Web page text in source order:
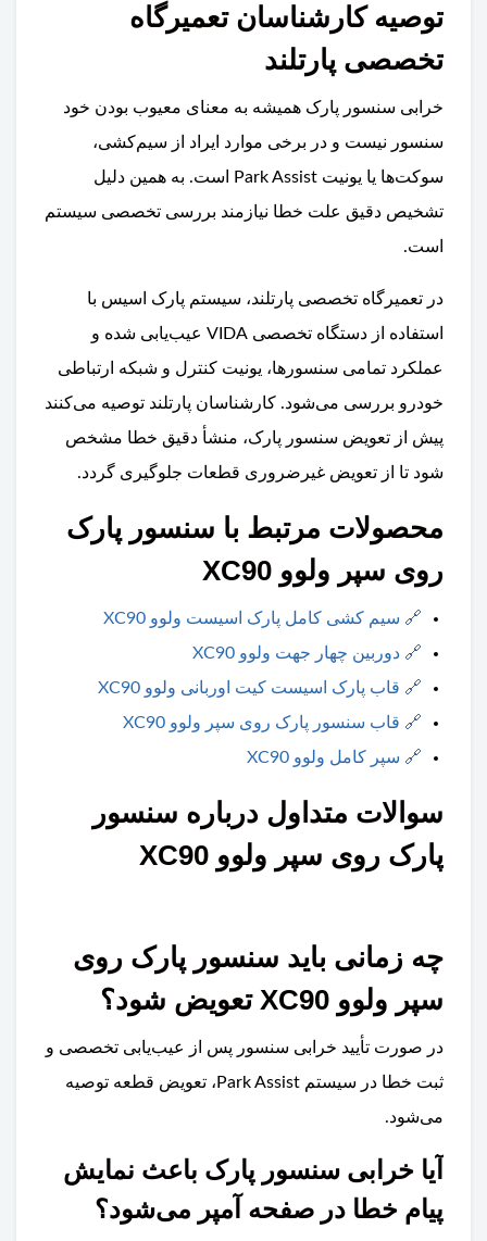
توصیه کارشناسان تعمیرگاه
تخصصی پارتلند
خرابی سنسور پارک همیشه به معنای معیوب بودن خود
سنسور نیست و در برخی موارد ایراد از سیم‌کشی،
سوکت‌ها یا یونیت Park Assist است. به همین دلیل
تشخیص دقیق علت خطا نیازمند بررسی تخصصی سیستم
است.
در تعمیرگاه تخصصی پارتلند، سیستم پارک اسیس با
استفاده از دستگاه تخصصی VIDA عیب‌یابی شده و
عملکرد تمامی سنسورها، یونیت کنترل و شبکه ارتباطی
خودرو بررسی می‌شود. کارشناسان پارتلند توصیه می‌کنند
پیش از تعویض سنسور پارک، منشأ دقیق خطا مشخص
شود تا از تعویض غیرضروری قطعات جلوگیری گردد.
محصولات مرتبط با سنسور پارک
روی سپر ولوو XC90
🔗 سیم کشی کامل پارک اسیست ولوو XC90
🔗 دوربین چهار جهت ولوو XC90
🔗 قاب پارک اسیست کیت اوربانی ولوو XC90
🔗 قاب‌ سنسور پارک روی سپر ولوو XC90
🔗 سپر کامل ولوو XC90
سوالات متداول درباره سنسور
پارک روی سپر ولوو XC90
چه زمانی باید سنسور پارک روی
سپر ولوو XC90 تعویض شود؟
در صورت تأیید خرابی سنسور پس از عیب‌یابی تخصصی و
ثبت خطا در سیستم Park Assist، تعویض قطعه توصیه
می‌شود.
آیا خرابی سنسور پارک باعث نمایش
پیام خطا در صفحه آمپر می‌شود؟